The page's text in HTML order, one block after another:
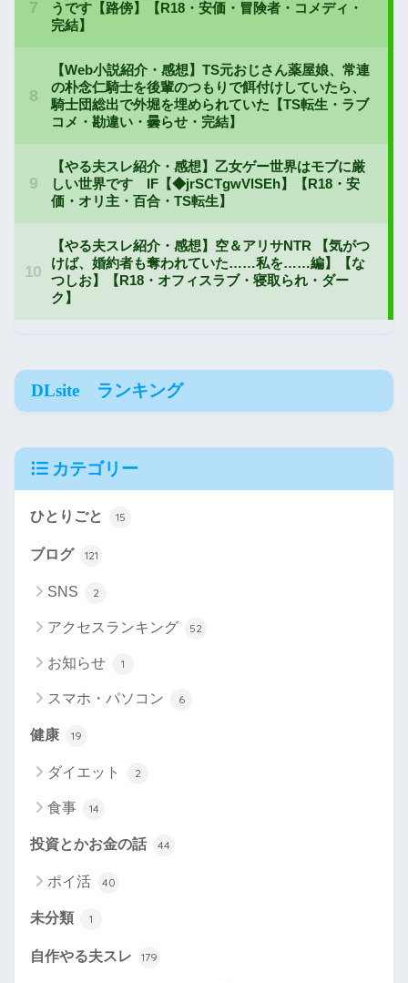
DLsite ランキング
カテゴリー
ひとりごと 15
ブログ 121
SNS 2
アクセスランキング 52
お知らせ 1
スマホ・パソコン 6
健康 19
ダイエット 2
食事 14
投資とかお金の話 44
ポイ活 40
未分類 1
自作やる夫スレ 179